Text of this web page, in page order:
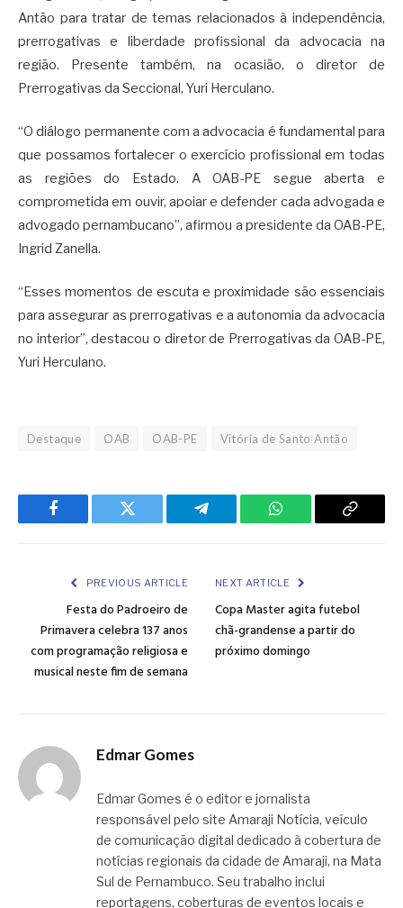
Antão para tratar de temas relacionados à independência,
prerrogativas e liberdade profissional da advocacia na
região. Presente também, na ocasião, o diretor de
Prerrogativas da Seccional, Yuri Herculano.
“O diálogo permanente com a advocacia é fundamental para
que possamos fortalecer o exercício profissional em todas
as regiões do Estado. A OAB-PE segue aberta e
comprometida em ouvir, apoiar e defender cada advogada e
advogado pernambucano”, afirmou a presidente da OAB-PE,
Ingrid Zanella.
“Esses momentos de escuta e proximidade são essenciais
para assegurar as prerrogativas e a autonomia da advocacia
no interior”, destacou o diretor de Prerrogativas da OAB-PE,
Yuri Herculano.
Destaque OAB OAB-PE Vitória de Santo Antão
Facebook Twitter Telegram WhatsApp Copy
PREVIOUS ARTICLE
Festa do Padroeiro de
Primavera celebra 137 anos
com programação religiosa e
musical neste fim de semana
NEXT ARTICLE
Copa Master agita futebol
chã-grandense a partir do
próximo domingo
Edmar Gomes
Edmar Gomes é o editor e jornalista
responsável pelo site Amaraji Notícia, veículo
de comunicação digital dedicado à cobertura de
notícias regionais da cidade de Amaraji, na Mata
Sul de Pernambuco. Seu trabalho inclui
reportagens, coberturas de eventos locais e